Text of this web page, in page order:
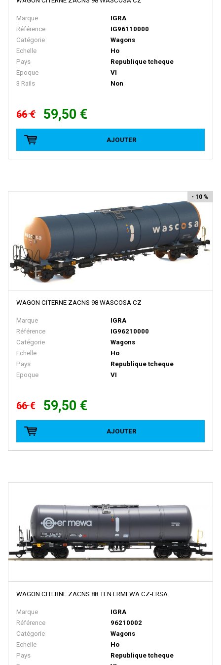
LOCOSTYL
LOK14
LR Press
LSM (Limited Series Models)
MAKETTE
MANTUA
MARKLIN
MASTERPIECE
MDM
MEHANO
MERTEN
Metrop
MF Train
MGM
MIBER
MICRO-TRAINS
MICRO CITY
MINICAR
MINIS
Minitrains
MINITRIX
MISTRAL
MKD - Marque Disparue
MMM RG - Marque Disparue Finition Annees 70
MODELBEX
Modell-Einsenbahen - Buhler
Modellauto
Marque
IGRA
Référence
IG96110000
Catégorie
Wagons
Echelle
Ho
Pays
Republique tcheque
Epoque
VI
3 Rails
Non
66 € 59,50 €
AJOUTER
WAGON CITERNE ZACNS 98 WASCOSA CZ
Marque
IGRA
Référence
IG96210000
Catégorie
Wagons
Echelle
Ho
Pays
Republique tcheque
Epoque
VI
- 10 %
66 € 59,50 €
AJOUTER
WAGON CITERNE ZACNS 88 TEN ERMEWA CZ-ERSA
Marque
IGRA
Référence
96210002
Catégorie
Wagons
Echelle
Ho
Pays
Republique tcheque